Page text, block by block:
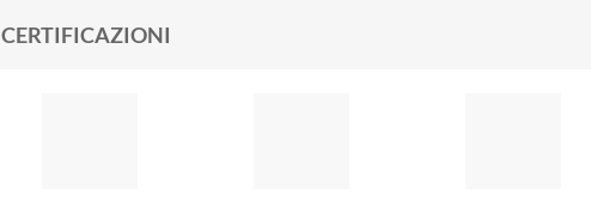
CERTIFICAZIONI